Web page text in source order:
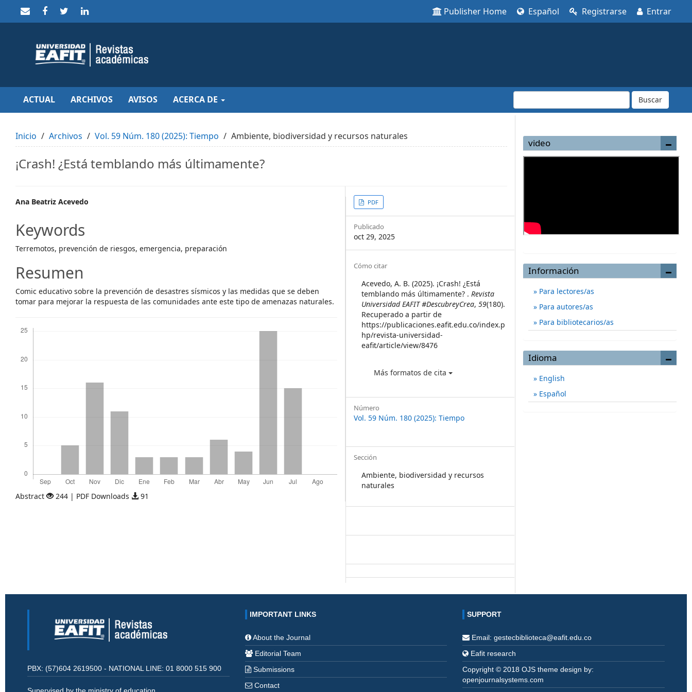
to
Main
Navigation
Content
Sidebar
Publisher Home Español Registrarse Entrar
ACTUAL ARCHIVOS AVISOS ACERCA DE Buscar
Inicio Archivos Vol. 59 Núm. 180 (2025): Tiempo Ambiente, biodiversidad y recursos naturales
¡Crash! ¿Está temblando más últimamente?
Main
Article
Content
Ana Beatriz Acevedo
Keywords
Terremotos, prevención de riesgos, emergencia, preparación
Resumen
Comic educativo sobre la prevención de desastres sísmicos y las medidas que se deben
tomar para mejorar la respuesta de las comunidades ante este tipo de amenazas naturales.
Abstract 244 | PDF Downloads 91
Article
Sidebar
PDF
Publicado
oct 29, 2025
Article
Details
Cómo citar
Acevedo, A. B. (2025). ¡Crash! ¿Está
temblando más últimamente? .Revista
Universidad EAFIT #DescubreyCrea,59(180).
Recuperado a partir de
https://publicaciones.eafit.edu.co/index.p
hp/revista-universidad-
eafit/article/view/8476
Más formatos de cita
Número
Vol. 59 Núm. 180 (2025): Tiempo
Sección
Ambiente, biodiversidad y recursos
naturales
video
Información
Para lectores/as
Para autores/as
Para bibliotecarios/as
Idioma
English
Español
PBX: (57)604 2619500 - NATIONAL LINE: 01 8000 515 900
IMPORTANT LINKS
About the Journal
Editorial Team
Submissions
Contact
SUPPORT
Email: gestecbiblioteca@eafit.edu.co
Eafit research
Copyright © 2018 OJS theme design by:
openjournalsystems.com